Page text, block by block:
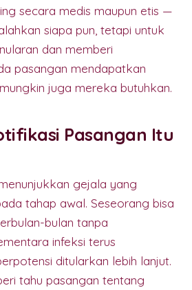
secara medis maupun etis —
siapa pun, tetapi untuk
dan memberi
pasangan mendapatkan
juga mereka butuhkan.
Pasangan Itu
gejala yang
tahap awal. Seseorang bisa
bulan tanpa
infeksi terus
ditularkan lebih lanjut.
tahu pasangan tentang